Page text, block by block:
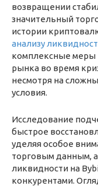
возвращении
значительный
истории
анализу
комплексные меры
рынка во время
несмотря на
условия.
Исследование
быстрое
уделяя особое
торговым данным,
ликвидности на
конкурентами.